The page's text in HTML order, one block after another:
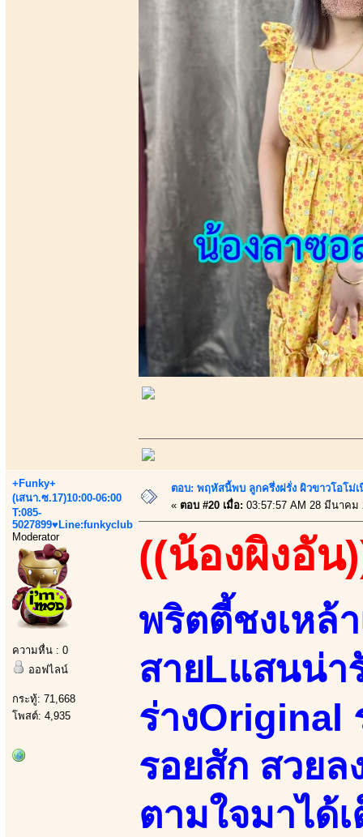
+Funky+
(เสนา.ซ.17)10:00-06:00
T:085-
5027899♥Line:funkyclub
Moderator
ความหื่น : 0
ออฟไลน์
กระทู้: 71,668
โพสต์: 4,935
ตอบ: พฤหัสนี้พบ ลูกครึ่งฝรั่ง ผิวขาวโอโม่
« ตอบ #20 เมื่อ: 03:57:57 AM 28 มีนาคม
((น้องผิงอัน
พริตตี้ชงเหล้
สายLแสนน่า
ร่างOriginal
รอยสัก สวย
ตามใจมาได้